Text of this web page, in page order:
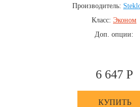
Производитель:
Класс: Эконом
Доп. опции:
6 647 Р
КУПИТЬ